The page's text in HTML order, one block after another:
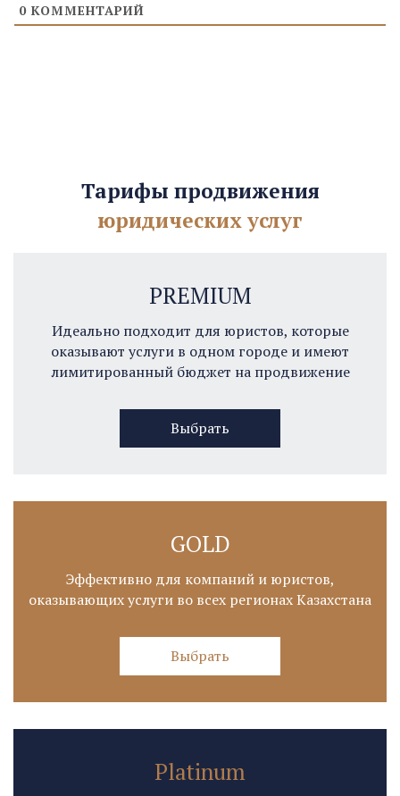
0 КОММЕНТАРИЙ
Тарифы продвижения
юридических услуг
PREMIUM
Идеально подходит для юристов, которые
оказывают услуги в одном городе и имеют
лимитированный бюджет на продвижение
Выбрать
GOLD
Эффективно для компаний и юристов,
оказывающих услуги во всех регионах Казахстана
Выбрать
Platinum